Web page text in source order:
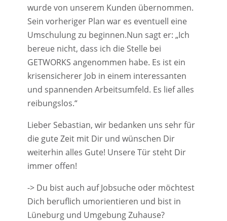
wurde von unserem Kunden übernommen.
Sein vorheriger Plan war es eventuell eine
Umschulung zu beginnen.Nun sagt er: „Ich
bereue nicht, dass ich die Stelle bei
GETWORKS angenommen habe. Es ist ein
krisensicherer Job in einem interessanten
und spannenden Arbeitsumfeld. Es lief alles
reibungslos.“
Lieber Sebastian, wir bedanken uns sehr für
die gute Zeit mit Dir und wünschen Dir
weiterhin alles Gute! Unsere Tür steht Dir
immer offen!
-> Du bist auch auf Jobsuche oder möchtest
Dich beruflich umorientieren und bist in
Lüneburg und Umgebung Zuhause?